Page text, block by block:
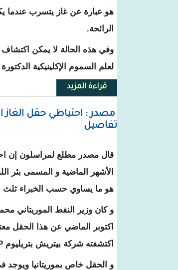
هو عبارة عن غاز يتسرب عندما
الرائحة.
وفي هذه الحالة لا يمكن اكتشاف
لعلم السموم الإكلينيكية
قراءة المزيدحول كيف تسعف من
مصدر : احتياطي حقل الغاز
تفاصيل
قال مصدر مطلع لمراسلون إن
هو ما يساوي حسب الخبراء ثلث
و كان وزير النفط الموريتاني
اكتوبر الماضي عن هذا الحقل
اكتشفته شركة بيتريش بتريليوم BP
و الحقل خاص بموريتانيا ويوجد